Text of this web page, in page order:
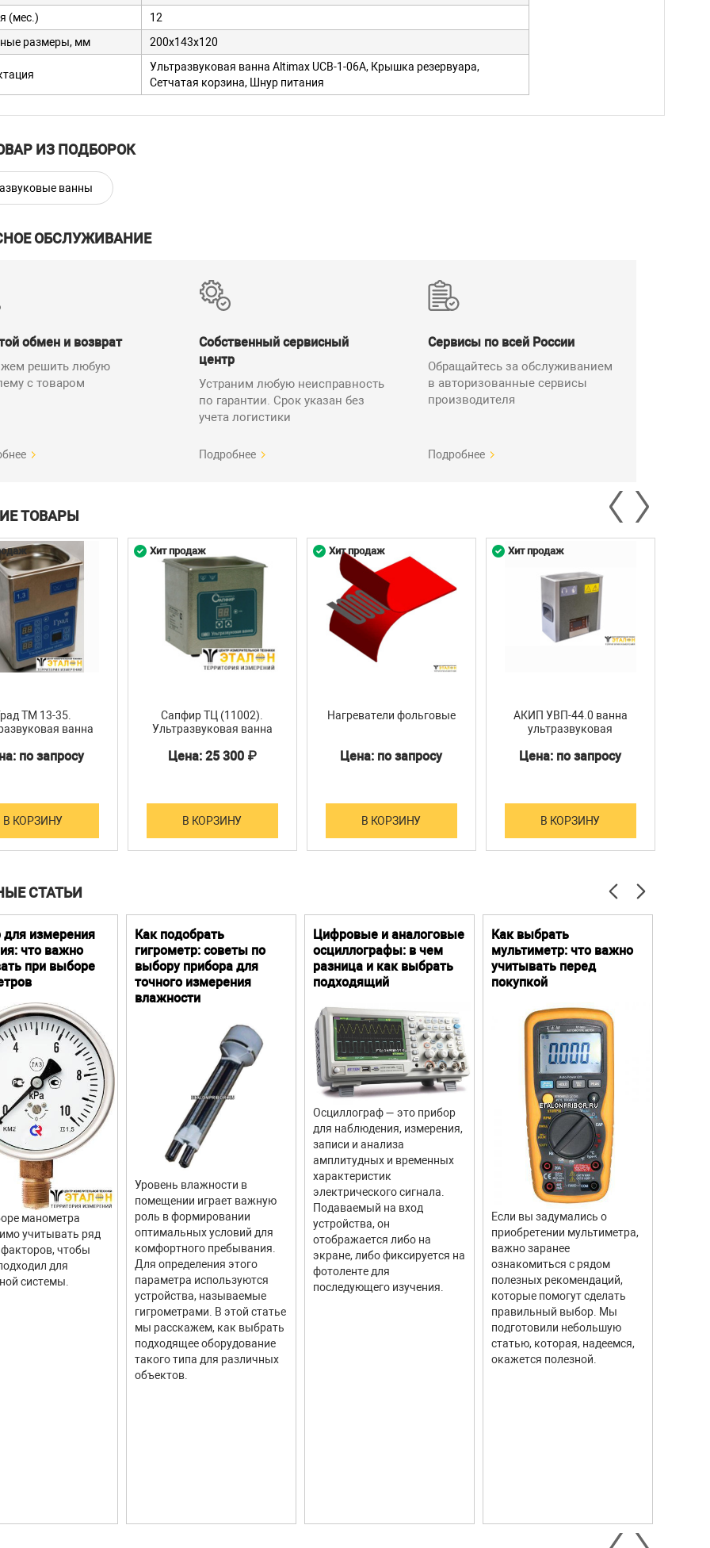
(мес.)
12
размеры, мм
200x143x120
Ультразвуковая ванна Altimax UCB-1-06A, Крышка резервуара,
Сетчатая корзина, Шнур питания
ИЗ ПОДБОРОК
ванны
ОБСЛУЖИВАНИЕ
обмен и возврат
решить любую
с товаром
Собственный сервисный
центр
Устраним любую неисправность
по гарантии. Срок указан без
учета логистики
Подробнее
Сервисы по всей России
Обращайтесь за обслуживанием
в авторизованные сервисы
производителя
Подробнее
ТОВАРЫ
ТМ 13-35.
ванна
по запросу
В КОРЗИНУ
Сапфир ТЦ (11002).
Ультразвуковая ванна
Цена: 25 300 ₽
В КОРЗИНУ
Хит продаж
Нагреватели фольговые
Цена: по запросу
В КОРЗИНУ
Хит продаж
АКИП УВП-44.0 ванна
ультразвуковая
Цена: по запросу
В КОРЗИНУ
Хит продаж
СТАТЬИ
для измерения
что важно
при выборе
манометра
учитывать ряд
чтобы
для
системы.
Как подобрать
гигрометр: советы по
выбору прибора для
точного измерения
влажности
Уровень влажности в
помещении играет важную
роль в формировании
оптимальных условий для
комфортного пребывания.
Для определения этого
параметра используются
устройства, называемые
гигрометрами. В этой статье
мы расскажем, как выбрать
подходящее оборудование
такого типа для различных
объектов.
Цифровые и аналоговые
осциллографы: в чем
разница и как выбрать
подходящий
Осциллограф — это прибор
для наблюдения, измерения,
записи и анализа
амплитудных и временных
характеристик
электрического сигнала.
Подаваемый на вход
устройства, он
отображается либо на
экране, либо фиксируется на
фотоленте для
последующего изучения.
Как выбрать
мультиметр: что важно
учитывать перед
покупкой
Если вы задумались о
приобретении мультиметра,
важно заранее
ознакомиться с рядом
полезных рекомендаций,
которые помогут сделать
правильный выбор. Мы
подготовили небольшую
статью, которая, надеемся,
окажется полезной.